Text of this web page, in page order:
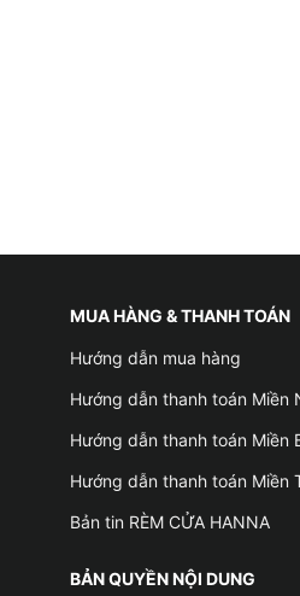
MUA HÀNG & THANH TOÁN
Hướng dẫn mua hàng
Hướng dẫn thanh toán Miền
Hướng dẫn thanh toán Miền
Hướng dẫn thanh toán Miền
Bản tin RÈM CỬA HANNA
BẢN QUYỀN NỘI DUNG